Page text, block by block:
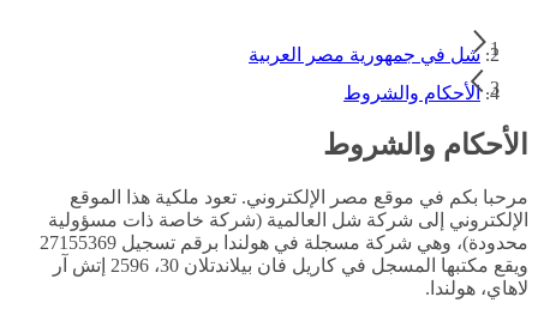
شل في جمهورية مصر العربية
الأحكام والشروط
الأحكام والشروط
مرحبا بكم في موقع مصر الإلكتروني. تعود ملكية هذا الموقع
الإلكتروني إلى شركة شل العالمية (شركة خاصة ذات مسؤولية
محدودة)، وهي شركة مسجلة في هولندا برقم تسجيل 27155369
ويقع مكتبها المسجل في كاريل فان بيلاندتلان 30، 2596 إتش آر
لاهاي، هولندا.